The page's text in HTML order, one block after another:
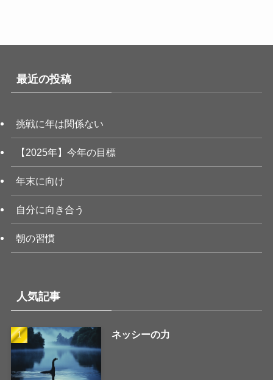
最近の投稿
挑戦に年は関係ない
【2025年】今年の目標
年末に向け
自分に向き合う
朝の習慣
人気記事
ネッシーの力